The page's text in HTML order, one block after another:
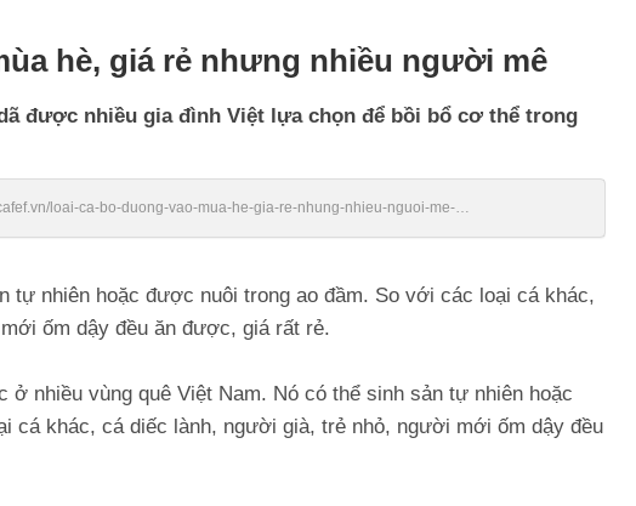
hè, giá rẻ nhưng nhiều người mê
được nhiều gia đình Việt lựa chọn để bồi bổ cơ thể trong
loai-ca-bo-duong-vao-mua-he-gia-re-nhung-nhieu-nguoi-me-
tự nhiên hoặc được nuôi trong ao đầm. So với các loại cá khác,
ốm dậy đều ăn được, giá rất rẻ.
ở nhiều vùng quê Việt Nam. Nó có thể sinh sản tự nhiên hoặc
cá khác, cá diếc lành, người già, trẻ nhỏ, người mới ốm dậy đều